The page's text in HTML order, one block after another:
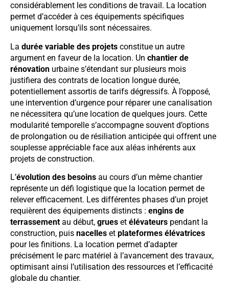
considérablement les conditions de travail. La location
permet d’accéder à ces équipements spécifiques
uniquement lorsqu’ils sont nécessaires.
La durée variable des projets constitue un autre
argument en faveur de la location. Un chantier de
rénovation urbaine s’étendant sur plusieurs mois
justifiera des contrats de location longue durée,
potentiellement assortis de tarifs dégressifs. À l’opposé,
une intervention d’urgence pour réparer une canalisation
ne nécessitera qu’une location de quelques jours. Cette
modularité temporelle s’accompagne souvent d’options
de prolongation ou de résiliation anticipée qui offrent une
souplesse appréciable face aux aléas inhérents aux
projets de construction.
L’évolution des besoins au cours d’un même chantier
représente un défi logistique que la location permet de
relever efficacement. Les différentes phases d’un projet
requièrent des équipements distincts : engins de
terrassement au début, grues et élévateurs pendant la
construction, puis nacelles et plateformes élévatrices
pour les finitions. La location permet d’adapter
précisément le parc matériel à l’avancement des travaux,
optimisant ainsi l’utilisation des ressources et l’efficacité
globale du chantier.